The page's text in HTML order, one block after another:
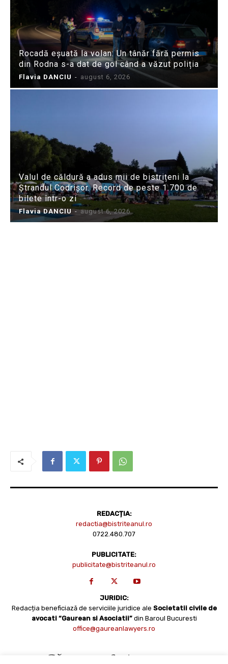
Rocadă eșuată la volan: Un tânăr fără permis
din Rodna s-a dat de gol când a văzut poliția
Flavia DANCIU - august 6, 2026
Valul de căldură a adus mii de bistrițeni la
Ștrandul Codrișor. Record de peste 1.700 de
bilete într-o zi
Flavia DANCIU - august 6, 2026
REDACȚIA:
redactia@bistriteanul.ro
0722.480.707
PUBLICITATE:
publicitate@bistriteanul.ro
JURIDIC:
Redacția beneficiază de serviciile juridice ale Societatii civile de
avocati “Gaurean si Asociatii” din Baroul Bucuresti
office@gaureanlawyers.ro